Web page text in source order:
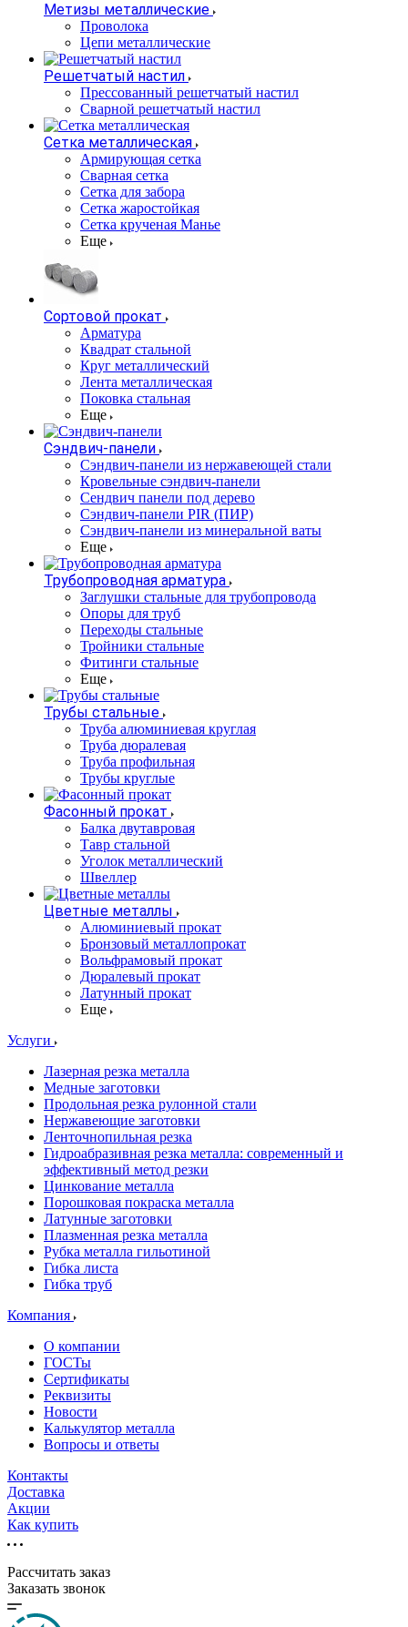
Метизы металлические
Проволока
Цепи металлические
Решетчатый настил
Прессованный решетчатый настил
Сварной решетчатый настил
Сетка металлическая
Армирующая сетка
Сварная сетка
Сетка для забора
Сетка жаростойкая
Сетка крученая Манье
Еще
Сортовой прокат
Арматура
Квадрат стальной
Круг металлический
Лента металлическая
Поковка стальная
Еще
Сэндвич-панели
Cэндвич-панели из нержавеющей стали
Кровельные сэндвич-панели
Сендвич панели под дерево
Сэндвич-панели PIR (ПИР)
Сэндвич-панели из минеральной ваты
Еще
Трубопроводная арматура
Заглушки стальные для трубопровода
Опоры для труб
Переходы стальные
Тройники стальные
Фитинги стальные
Еще
Трубы стальные
Труба алюминиевая круглая
Труба дюралевая
Труба профильная
Трубы круглые
Фасонный прокат
Балка двутавровая
Тавр стальной
Уголок металлический
Швеллер
Цветные металлы
Алюминиевый прокат
Бронзовый металлопрокат
Вольфрамовый прокат
Дюралевый прокат
Латунный прокат
Еще
Услуги
Лазерная резка металла
Медные заготовки
Продольная резка рулонной стали
Нержавеющие заготовки
Ленточнопильная резка
Гидроабразивная резка металла: современный и
эффективный метод резки
Цинкование металла
Порошковая покраска металла
Латунные заготовки
Плазменная резка металла
Рубка металла гильотиной
Гибка листа
Гибка труб
Компания
О компании
ГОСТы
Сертификаты
Реквизиты
Новости
Калькулятор металла
Вопросы и ответы
Контакты
Доставка
Акции
Как купить
Рассчитать заказ
Заказать звонок